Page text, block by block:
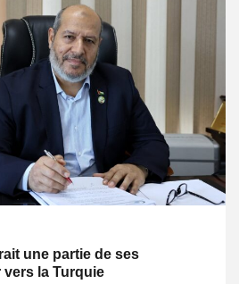
une partie de ses
la Turquie